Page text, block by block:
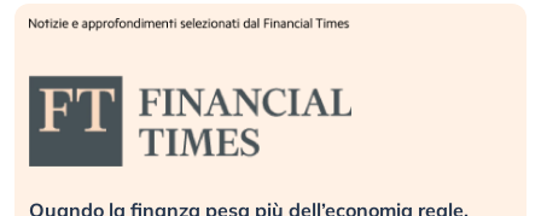
Russia e Cina pronti a spegnere Starlink. Gli